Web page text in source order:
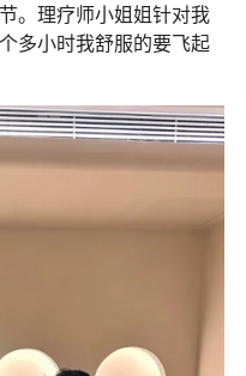
。理疗师小姐姐针对我
多小时我舒服的要飞起